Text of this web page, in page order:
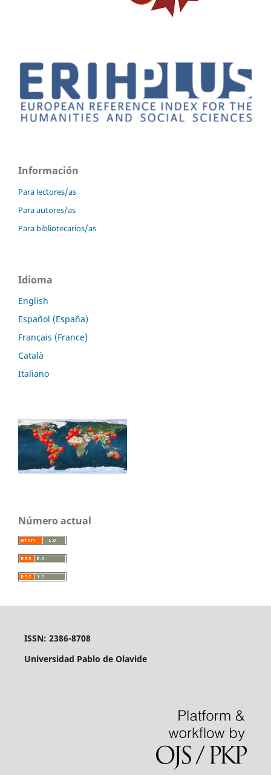
Información
Para lectores/as
Para autores/as
Para bibliotecarios/as
Idioma
English
Español (España)
Français (France)
Català
Italiano
Número actual
ISSN: 2386-8708
Universidad Pablo de Olavide